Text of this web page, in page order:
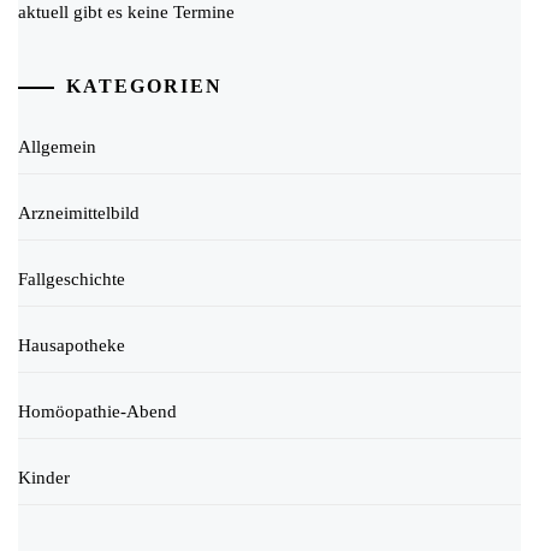
aktuell gibt es keine Termine
KATEGORIEN
Allgemein
Arzneimittelbild
Fallgeschichte
Hausapotheke
Homöopathie-Abend
Kinder